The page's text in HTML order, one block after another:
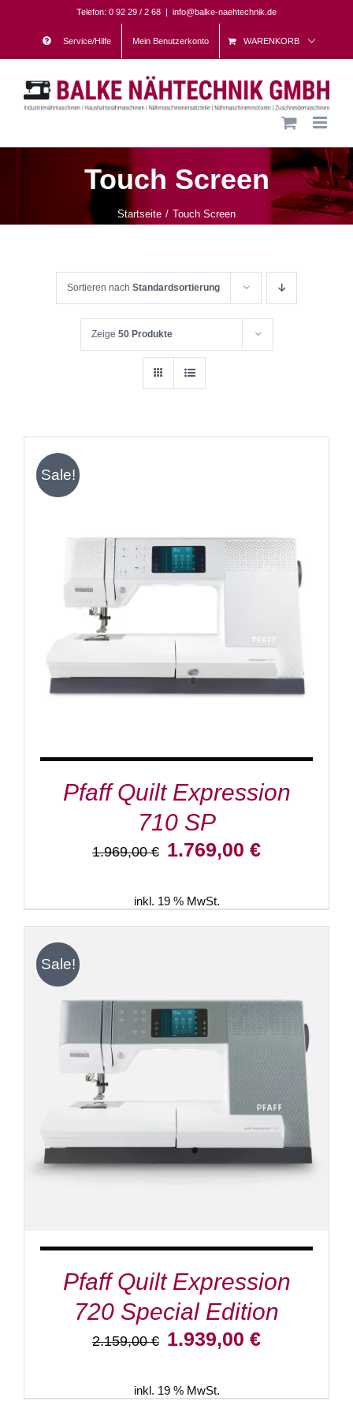
content
Telefon: 0 92 29 / 2 68 | info@balke-naehtechnik.de
Service/Hilfe Mein Benutzerkonto WARENKORB
Touch Screen
Startseite Touch Screen
Sortieren nach Standardsortierung
Zeige 50 Produkte
Sale!
IN DEN WARENKORB
Pfaff Quilt Expression
710 SP
1.969,00€ Ursprünglicher
1.969,00 €
1.769,00 €Aktueller
inkl. 19 % MwSt.
Sale!
IN DEN WARENKORB DETAILS
Pfaff Quilt Expression
720 Special Edition
2.159,00€ Ursprünglicher
2.159,00 €
1.939,00 €Aktueller
inkl. 19 % MwSt.